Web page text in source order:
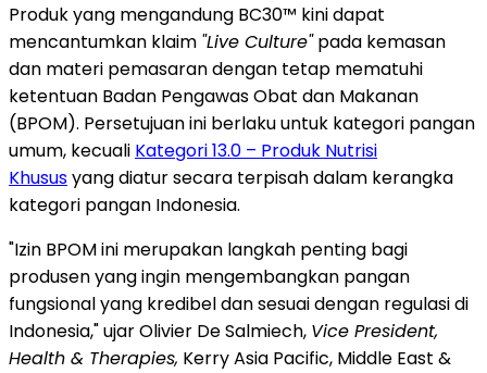
Produk yang mengandung BC30™ kini dapat
mencantumkan klaim "Live Culture"pada kemasan
dan materi pemasaran dengan tetap mematuhi
ketentuan Badan Pengawas Obat dan Makanan
(BPOM). Persetujuan ini berlaku untuk kategori pangan
umum, kecuali Kategori 13.0 – Produk Nutrisi
Khususyang diatur secara terpisah dalam kerangka
kategori pangan Indonesia.
"Izin BPOM ini merupakan langkah penting bagi
produsen yang ingin mengembangkan pangan
fungsional yang kredibel dan sesuai dengan regulasi di
Indonesia," ujar Olivier De Salmiech, Vice President,
Health & Therapies, Kerry Asia Pacific, Middle East &